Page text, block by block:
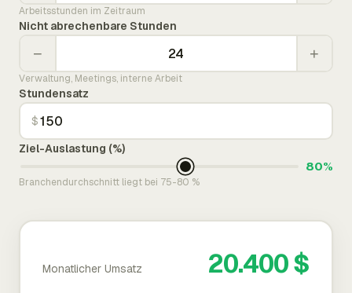
Arbeitsstunden im Zeitraum
Nicht abrechenbare Stunden
− +
Verwaltung, Meetings, interne Arbeit
Stundensatz
$
Ziel-Auslastung (%)
80%
Branchendurchschnitt liegt bei 75-80 %
Monatlicher Umsatz 20.400 $